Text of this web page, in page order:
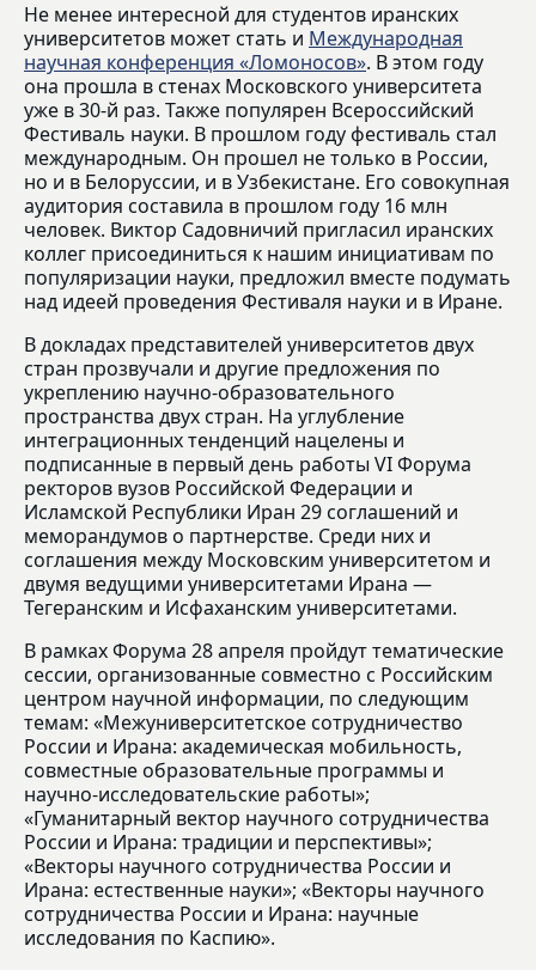
Не менее интересной для студентов иранских
университетов может стать и Международная
научная конференция «Ломоносов». В этом году
она прошла в стенах Московского университета
уже в 30-й раз. Также популярен Всероссийский
Фестиваль науки. В прошлом году фестиваль стал
международным. Он прошел не только в России,
но и в Белоруссии, и в Узбекистане. Его совокупная
аудитория составила в прошлом году 16 млн
человек. Виктор Садовничий пригласил иранских
коллег присоединиться к нашим инициативам по
популяризации науки, предложил вместе подумать
над идеей проведения Фестиваля науки и в Иране.
В докладах представителей университетов двух
стран прозвучали и другие предложения по
укреплению научно-образовательного
пространства двух стран. На углубление
интеграционных тенденций нацелены и
подписанные в первый день работы VI Форума
ректоров вузов Российской Федерации и
Исламской Республики Иран 29 соглашений и
меморандумов о партнерстве. Среди них и
соглашения между Московским университетом и
двумя ведущими университетами Ирана —
Тегеранским и Исфаханским университетами.
В рамках Форума 28 апреля пройдут тематические
сессии, организованные совместно с Российским
центром научной информации, по следующим
темам: «Межуниверситетское сотрудничество
России и Ирана: академическая мобильность,
совместные образовательные программы и
научно-исследовательские работы»;
«Гуманитарный вектор научного сотрудничества
России и Ирана: традиции и перспективы»;
«Векторы научного сотрудничества России и
Ирана: естественные науки»; «Векторы научного
сотрудничества России и Ирана: научные
исследования по Каспию».